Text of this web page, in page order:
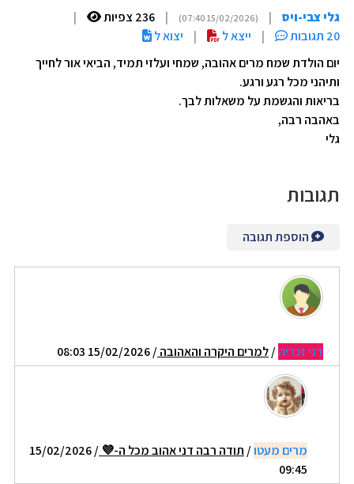
גלי צבי-ויס |
(15/02/2026 07:40)
| 236 צפיות
|
20 תגובות
| ייצא ל |
יצוא ל
יום הולדת שמח מרים אהובה, שמחי ועלזי תמיד, הביאי אור לחייך
ותיהני מכל רגע ורגע.
בריאות והגשמת על משאלות לבך.
באהבה רבה,
גלי
תגובות
הוספת תגובה
דני זכריה/למרים היקרה והאהובה/ 15/02/2026 08:03
מרים מעטו/ תודה רבה דני אהוב מכל ה-💜
/ 15/02/2026
09:45